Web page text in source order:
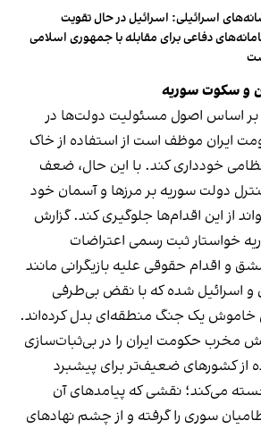
اسرائیلی: اسرائیل در حال تقویت
دفاعی برای مقابله با جمهوری اسلامی
و سکوت سوریه
بر اساس اصول مسئولیت دولت‌ها در
ایران موظف است از استفاده از خاک
خودداری کند. با این حال، ضعف
دولت سوریه بر مرزها و آسمان خود
از این اقدام‌ها جلوگیری کند. گزارش
خواستار ثبت رسمی اعتراضات
و اقدام حقوقی علیه بازیگرانی مانند
و اسرائیل شده که با نقض بی‌طرفی
خاموش یک جنگ منطقه‌ای بدل کرده‌اند.
مخرب حکومت ایران را در بی‌ثبات‌سازی
از کشورهای ضعیف‌تر برای پیشبرد
می‌کند؛ نقشی که پیامدهای آن
سوری را گرفته و از چشم نهادهای